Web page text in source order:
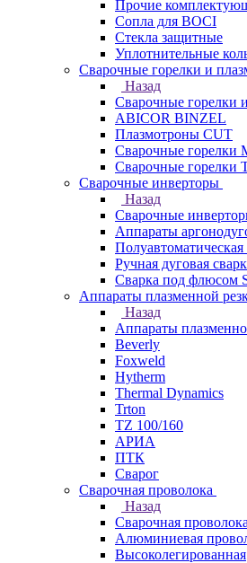
Прочие
Сопла для BOCI
Стекла защитные
Уплотнительные
Сварочные горелки и
Назад
Сварочные горелки
ABICOR BINZEL
Плазмотроны CUT
Сварочные горелки
Сварочные горелки
Сварочные инверторы
Назад
Сварочные
Аппараты
Полуавтоматическая
Ручная дуговая
Сварка под флюсом
Аппараты плазменной
Назад
Аппараты
Beverly
Foxweld
Hytherm
Thermal Dynamics
Trton
TZ 100/160
АРИА
ПТК
Сварог
Сварочная проволока
Назад
Сварочная проволока
Алюминиевая
Высоколегированная